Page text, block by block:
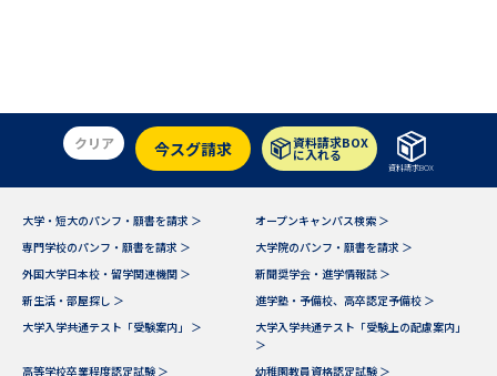
受験準備 資料検索
志望校・出願校を調べる
併願校選び 受験スケジュールを立てよう
先輩が入学を決めた理由 テレメール全国一斉進学調査
クリア 今スグ請求 資料請求BOX
に入れる
資料請求BOX
大学・短大のパンフ・願書を請求 ＞
オープンキャンパス検索 ＞
専門学校のパンフ・願書を請求 ＞
大学院のパンフ・願書を請求 ＞
外国大学日本校・留学関連機関 ＞
新聞奨学会・進学情報誌 ＞
新生活・部屋探し ＞
進学塾・予備校、高卒認定予備校 ＞
大学入学共通テスト「受験案内」 ＞
大学入学共通テスト「受験上の配慮案内」
＞
高等学校卒業程度認定試験 ＞
幼稚園教員資格認定試験 ＞